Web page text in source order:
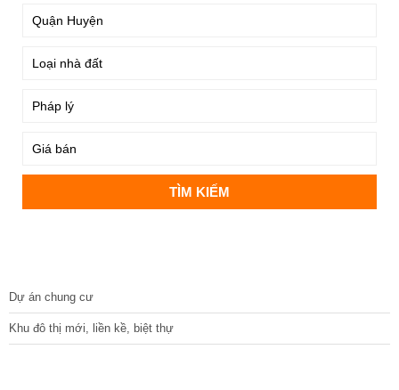
Dự án chung cư
Khu đô thị mới, liền kề, biệt thự